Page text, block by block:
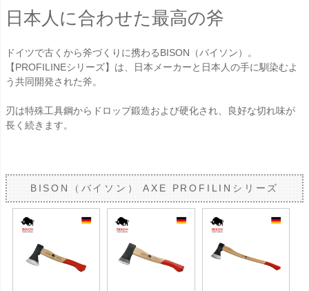
日本人に合わせた最高の斧
ドイツで古くから斧づくりに携わるBISON（バイソン）。
【PROFILINEシリーズ】は、日本メーカーと日本人の手に馴染むよ
う共同開発された斧。
刃は特殊工具鋼からドロップ鍛造および硬化され、良好な切れ味が
長く続きます。
BISON（バイソン） AXE PROFILINシリーズ